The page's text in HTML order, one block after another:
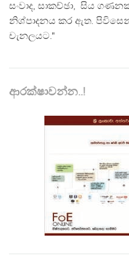
සංවාද, සාකච්ඡා, සිය
නිශ්පාදනය කර ඇත.
චැනලයට."
ආරක්ෂාවන්න..!